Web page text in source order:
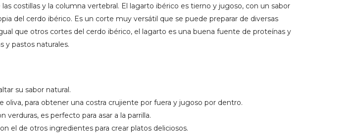
costillas y la columna vertebral. El lagarto ibérico es tierno y jugoso, con un sabor
del cerdo ibérico. Es un corte muy versátil que se puede preparar de diversas
que otros cortes del cerdo ibérico, el lagarto es una buena fuente de proteínas y
y pastos naturales.
su sabor natural.
para obtener una costra crujiente por fuera y jugoso por dentro.
es perfecto para asar a la parrilla.
el de otros ingredientes para crear platos deliciosos.